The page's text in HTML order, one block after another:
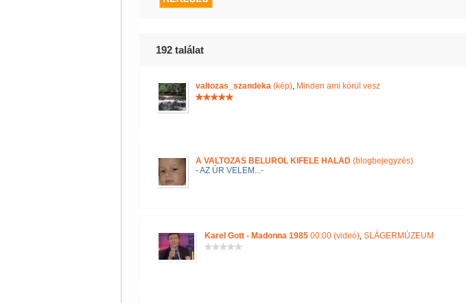
192 találat
valtozas_szandeka(kép), Minden ami körül vesz
A VALTOZAS BELUROL KIFELE HALAD(blogbejegyzés)
- AZ ÚR VELEM...-
Karel Gott - Madonna 198500:00 (videó), SLÁGERMÚZEUM